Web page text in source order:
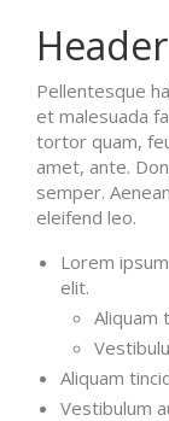
Pellentesque
et malesuada
tortor quam,
amet, ante.
semper.
eleifend leo.
Lorem
elit.
Aliquam
Aliquam
Vestibulum